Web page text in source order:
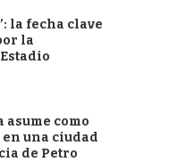
la fecha clave
la
como
una ciudad
de Petro